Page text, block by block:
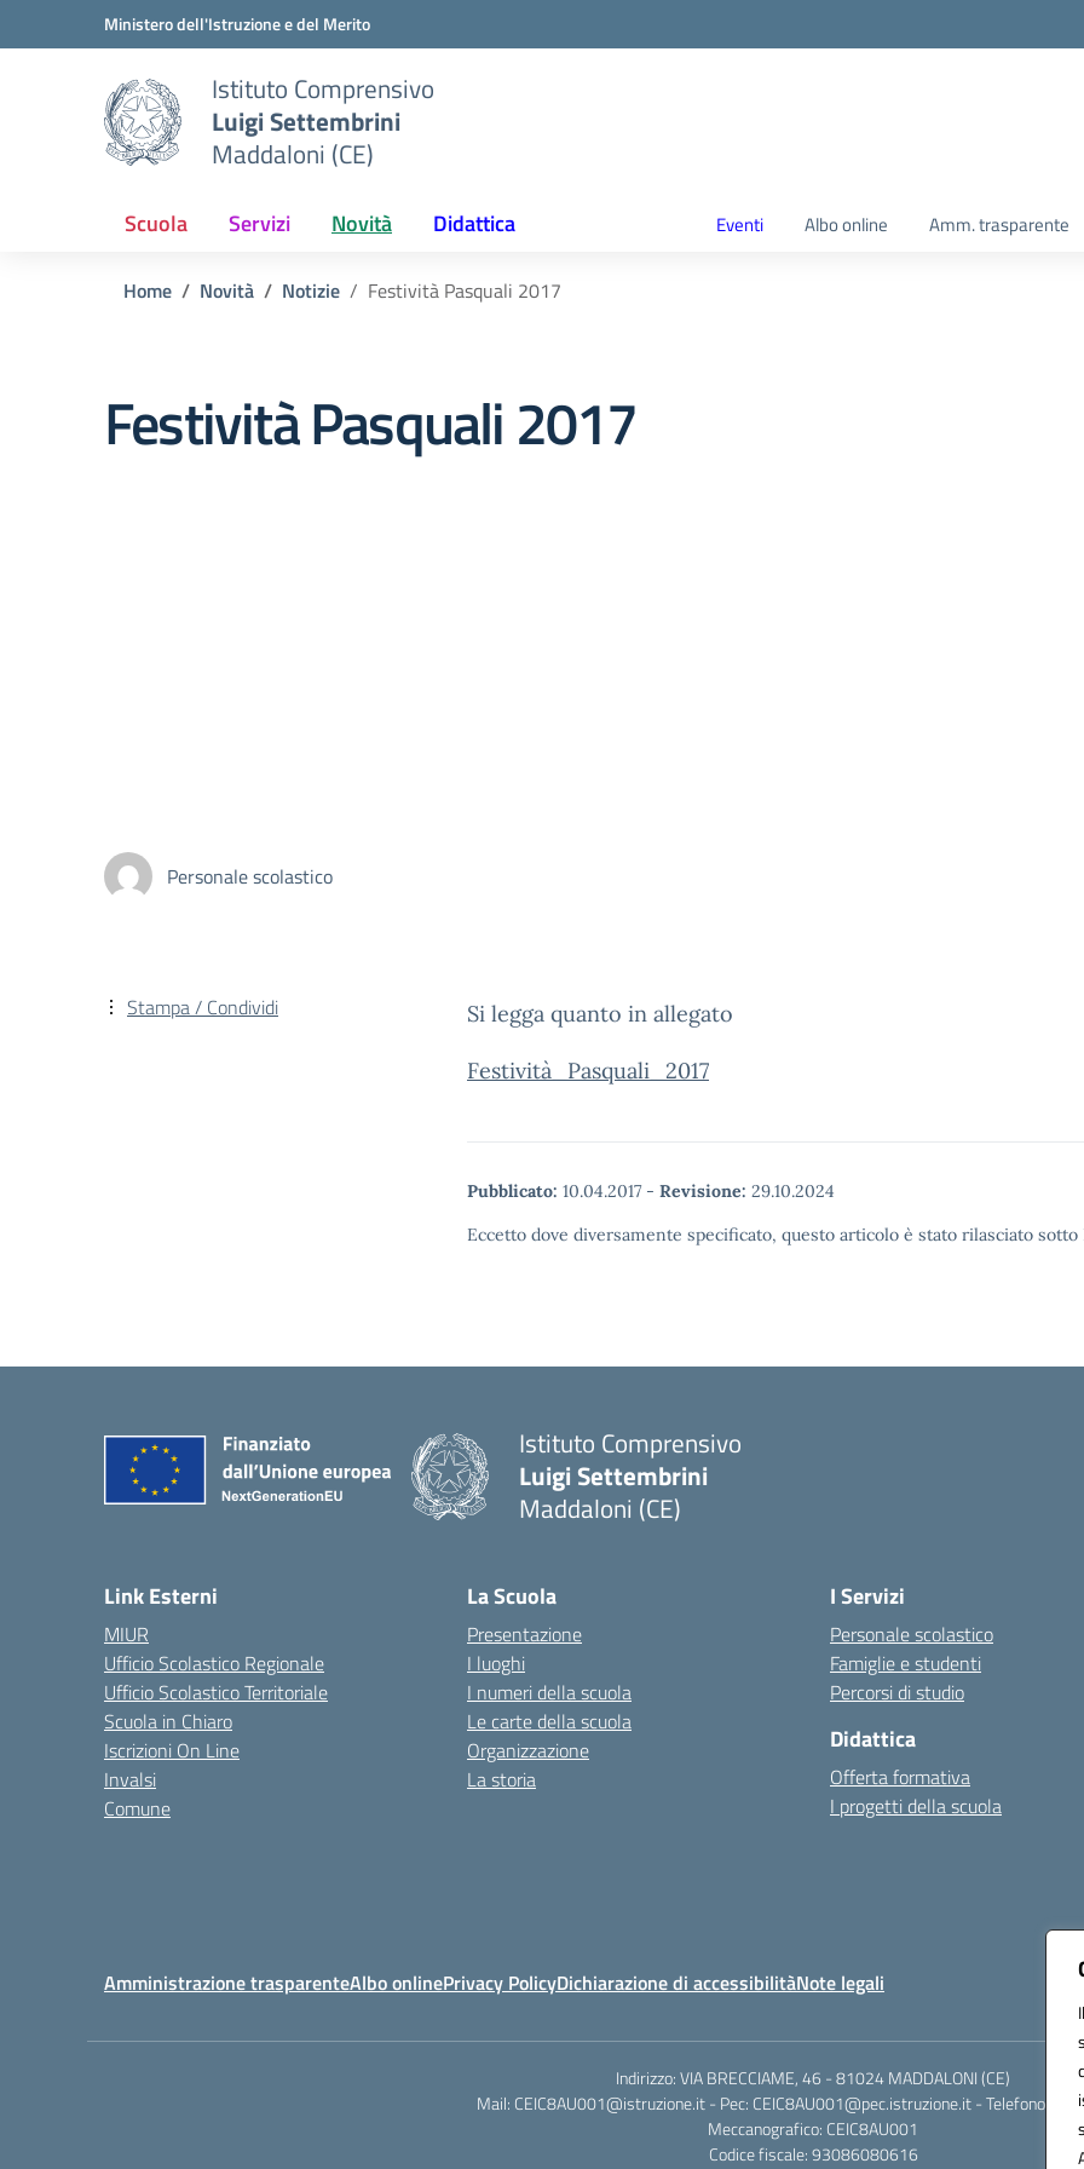
Vai ai contenuti
Vai al menu di navigazioneMinistero dell'Istruzione e del Merito
Istituto Comprensivo
Luigi Settembrini
Maddaloni (CE)
Scuola Servizi Novità Didattica Eventi Albo online Amm. trasparente
Home Novità Notizie Festività Pasquali 2017
Festività Pasquali 2017
Personale scolastico
Si legga quanto in allegato
Festività_Pasquali_2017
Pubblicato: 10.04.2017 - Revisione: 29.10.2024
Eccetto dove diversamente specificato, questo articolo è stato rilasciato
Stampa / Condividi
Istituto Comprensivo
Luigi Settembrini
Maddaloni (CE)
Link Esterni
MIUR
Ufficio Scolastico Regionale
Ufficio Scolastico Territoriale
Scuola in Chiaro
Iscrizioni On Line
Invalsi
Comune
La Scuola
Presentazione
I luoghi
I numeri della scuola
Le carte della scuola
Organizzazione
La storia
I Servizi
Personale scolastico
Famiglie e studenti
Percorsi di studio
Didattica
Offerta formativa
I progetti della scuola
Amministrazione trasparenteAlbo onlinePrivacy PolicyDichiarazione di accessibilitàNote legali
Indirizzo: VIA BRECCIAME, 46 - 81024 MADDALONI (CE)
Mail: CEIC8AU001@istruzione.it - Pec: CEIC8AU001@pec.istruzione.it - Telefono:
Meccanografico: CEIC8AU001
Codice fiscale: 93086080616